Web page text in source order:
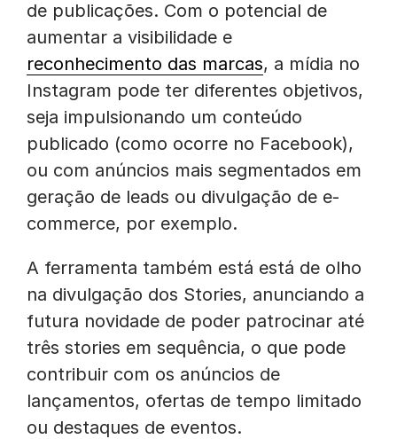
de publicações. Com o potencial de
aumentar a visibilidade e
reconhecimento das marcas, a mídia no
Instagram pode ter diferentes objetivos,
seja impulsionando um conteúdo
publicado (como ocorre no Facebook),
ou com anúncios mais segmentados em
geração de leads ou divulgação de e-
commerce, por exemplo.
A ferramenta também está está de olho
na divulgação dos Stories, anunciando a
futura novidade de poder patrocinar até
três stories em sequência, o que pode
contribuir com os anúncios de
lançamentos, ofertas de tempo limitado
ou destaques de eventos.